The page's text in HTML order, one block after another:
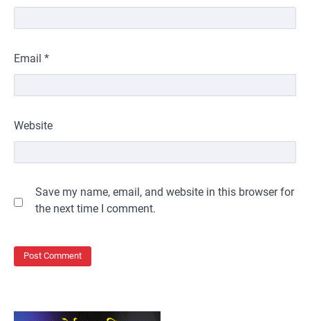
Email *
Website
Save my name, email, and website in this browser for
the next time I comment.